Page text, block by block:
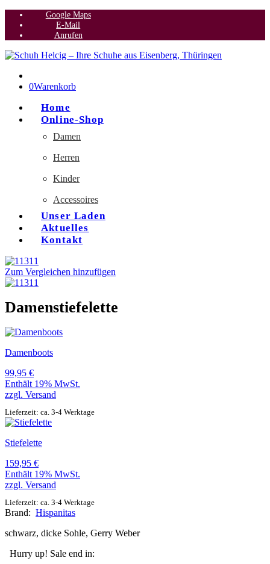
Google Maps
E-Mail
Anrufen
0Warenkorb
Home
Online-Shop
Damen
Herren
Kinder
Accessoires
Unser Laden
Aktuelles
Kontakt
Zum Vergleichen hinzufügen
Damenstiefelette
Damenboots
99,95 €
Enthält 19% MwSt.
zzgl. Versand
Lieferzeit: ca. 3-4 Werktage
Stiefelette
159,95 €
Enthält 19% MwSt.
zzgl. Versand
Lieferzeit: ca. 3-4 Werktage
Brand: Hispanitas
schwarz, dicke Sohle, Gerry Weber
Hurry up! Sale end in: